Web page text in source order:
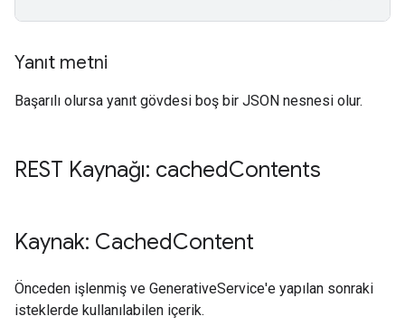
Yanıt metni
Başarılı olursa yanıt gövdesi boş bir JSON nesnesi olur.
REST Kaynağı: cachedContents
Kaynak: CachedContent
Önceden işlenmiş ve GenerativeService'e yapılan sonraki
isteklerde kullanılabilen içerik.